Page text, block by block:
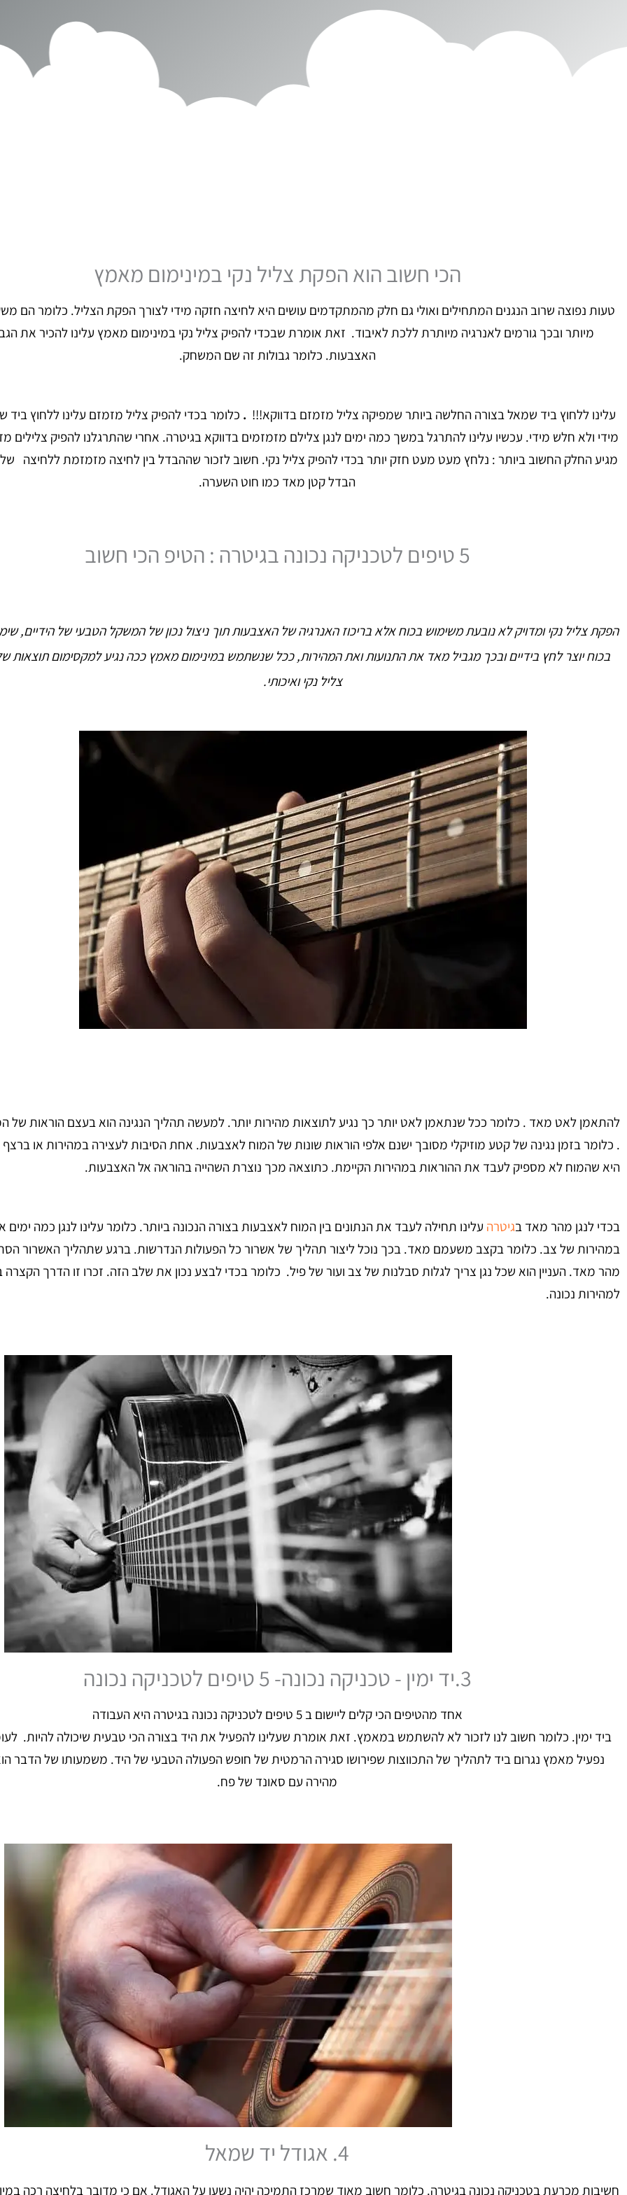
הכי חשוב הוא הפקת צליל נקי במינימום מאמץ
טעות נפוצה שרוב הנגנים המתחילים ואולי גם חלק מהמתקדמים עושים היא לחיצה חזקה מידי לצורך הפקת הצליל. כלומר הם
מיותר ובכך גורמים לאנרגיה מיותרת ללכת לאיבוד. זאת אומרת שבכדי להפיק צליל נקי במינימום מאמץ עלינו להכיר את
האצבעות. כלומר גבולות זה שם המשחק.
עלינו ללחוץ ביד שמאל בצורה החלשה ביותר שמפיקה צליל מזמזם בדווקא!!! . כלומר בכדי להפיק צליל מזמזם עלינו ללחוץ
מידי ולא חלש מידי. עכשיו עלינו להתרגל במשך כמה ימים לנגן צלילם מזמזמים בדווקא בגיטרה. אחרי שהתרגלנו להפיק צלילים
מגיע החלק החשוב ביותר : נלחץ מעט מעט חזק יותר בכדי להפיק צליל נקי. חשוב לזכור שההבדל בין לחיצה מזמזמת ללחיצה של
הבדל קטן מאד כמו חוט השערה.
5 טיפים לטכניקה נכונה בגיטרה : הטיפ הכי חשוב
הפקת צליל נקי ומדויק לא נובעת משימוש בכוח אלא בריכוז האנרגיה של האצבעות תוך ניצול נכון של המשקל הטבעי של הידיים,
בכוח יוצר לחץ בידיים ובכך מגביל מאד את התנועות ואת המהירות, ככל שנשתמש במינימום מאמץ ככה נגיע למקסימום תוצאות
צליל נקי ואיכותי.
להתאמן לאט מאד . כלומר ככל שנתאמן לאט יותר כך נגיע לתוצאות מהירות יותר. למעשה תהליך הנגינה הוא בעצם הוראות של
. כלומר בזמן נגינה של קטע מוזיקלי מסובך ישנם אלפי הוראות שונות של המוח לאצבעות. אחת הסיבות לעצירה במהירות או ברצף
היא שהמוח לא מספיק לעבד את ההוראות במהירות הקיימת. כתוצאה מכך נוצרת השהייה בהוראה אל האצבעות.
בכדי לנגן מהר מאד בגיטרה עלינו תחילה לעבד את הנתונים בין המוח לאצבעות בצורה הנכונה ביותר. כלומר עלינו לנגן כמה
במהירות של צב. כלומר בקצב משעמם מאד. בכך נוכל ליצור תהליך של אשרור כל הפעולות הנדרשות. ברגע שתהליך האשרור
מהר מאד. העניין הוא שכל נגן צריך לגלות סבלנות של צב ועור של פיל. כלומר בכדי לבצע נכון את שלב הזה. זכרו זו הדרך הקצרה
למהירות נכונה.
3.יד ימין - טכניקה נכונה- 5 טיפים לטכניקה נכונה
אחד מהטיפים הכי קלים ליישום ב 5 טיפים לטכניקה נכונה בגיטרה היא העבודה
ביד ימין. כלומר חשוב לנו לזכור לא להשתמש במאמץ. זאת אומרת שעלינו להפעיל את היד בצורה הכי טבעית שיכולה להיות.
נפעיל מאמץ נגרום ביד לתהליך של התכווצות שפירושו סגירה הרמטית של חופש הפעולה הטבעי של היד. משמעותו של הדבר
מהירה עם סאונד של פח.
4. אגודל יד שמאל
חשיבות מכרעת בטכניקה נכונה בגיטרה. כלומר חשוב מאוד שמרכז התמיכה יהיה נשען על האגודל. אם כי מדובר בלחיצה רכה